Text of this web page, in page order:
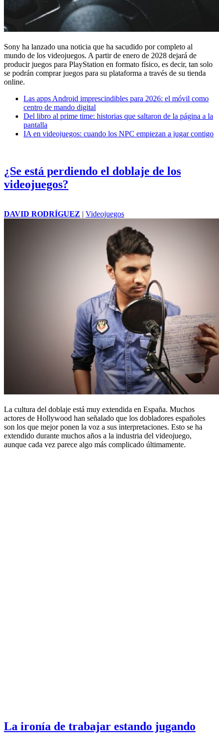
Sony ha lanzado una noticia que ha sacudido por completo al
mundo de los videojuegos. A partir de enero de 2028 dejará de
producir juegos para PlayStation en formato físico, es decir, tan solo
se podrán comprar juegos para su plataforma a través de su tienda
online.
Las apps Android imprescindibles para 2026: el móvil como
centro de mando digital
Del libro al prime time: historias que saltaron de la página a la
pantalla
IA en videojuegos: cuando los NPC empiezan a jugar contigo
¿Se está perdiendo el doblaje de los
videojuegos?
DAVID RODRÍGUEZ | Videojuegos
La cultura del doblaje está muy extendida en España. Muchos
actores de Hollywood han señalado que los dobladores españoles
son los que mejor ponen la voz a sus interpretaciones. Esto se ha
extendido durante muchos años a la industria del videojuego,
aunque cada vez parece algo más complicado últimamente.
La ironía de trabajar estando jugando